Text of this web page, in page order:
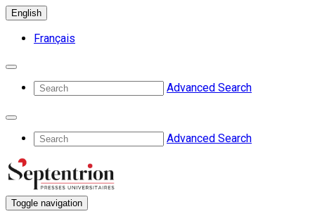
English
Français
Advanced Search
Advanced Search
Toggle navigation